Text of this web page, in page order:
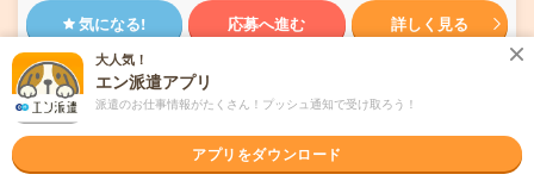
気になる! 応募へ進む 詳しく見る
派遣会社 株式会社綜合キャリアオプション 製造事業部（全国）
未読 掲載日 2026/08/06
大人気！
エン派遣アプリ
派遣のお仕事情報がたくさん！プッシュ通知で受け取ろう！
アプリをダウンロード